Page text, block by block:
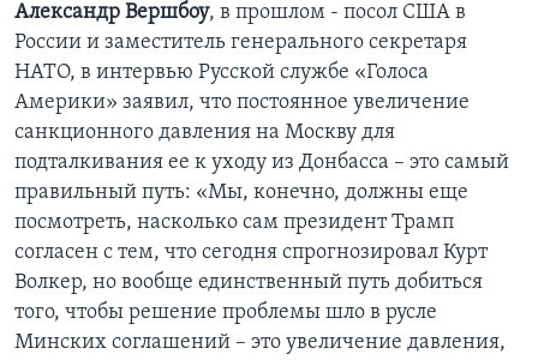
Александр Вершбоу, в прошлом - посол США в
России и заместитель генерального секретаря
НАТО, в интервью Русской службе «Голоса
Америки» заявил, что постоянное увеличение
санкционного давления на Москву для
подталкивания ее к уходу из Донбасса – это самый
правильный путь: «Мы, конечно, должны еще
посмотреть, насколько сам президент Трамп
согласен с тем, что сегодня спрогнозировал Курт
Волкер, но вообще единственный путь добиться
того, чтобы решение проблемы шло в русле
Минских соглашений – это увеличение давления,